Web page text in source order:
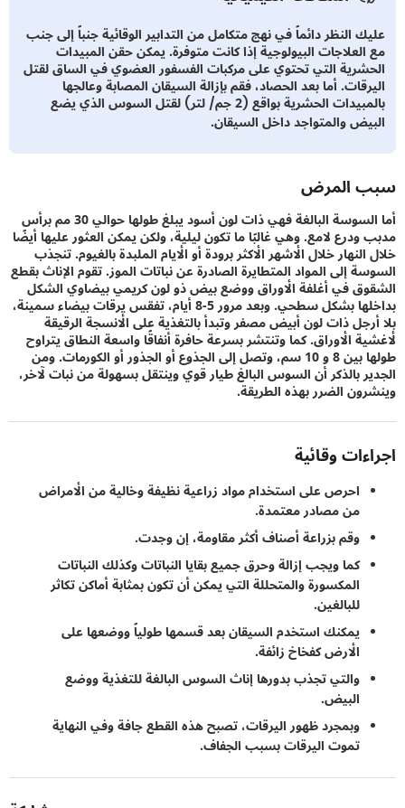
النظر دائماً في نهج متكامل من التدابير الوقائية جنباً إلى جنب
البيولوجية إذا كانت متوفرة. يمكن حقن المبيدات
التي تحتوي على مركبات الفسفور العضوي في الساق لقتل
أما بعد الحصاد، فقم بإزالة السيقان المصابة وعالجها
بالمبيدات الحشرية بواقع (2 جم/ لتر) لقتل السوس الذي يضع
والمتواجد داخل السيقان.
المرض
أما السوسة البالغة فهي ذات لون أسود يبلغ طولها حوالي 30 مم برأس
لامع. وهي غالبًا ما تكون ليلية، ولكن يمكن العثور عليها أيضًا
خلال الأشهر الأكثر برودة أو الأيام الملبدة بالغيوم. تنجذب
إلى المواد المتطايرة الصادرة عن نباتات الموز. تقوم الإناث بقطع
في أغلفة الأوراق ووضع بيض ذو لون كريمي بيضاوي الشكل
بداخلها بشكل سطحي. وبعد مرور 5-8 أيام، تفقس يرقات بيضاء سمينة،
ذات لون أبيض مصفر وتبدأ بالتغذية على الأنسجة الرقيقة
الأوراق. كما وتنتشر بسرعة حافرة أنفاقًا واسعة النطاق يتراوح
طولها بين 8 و 10 سم، وتصل إلى الجذوع أو الجذور أو الكورمات. ومن
بالذكر أن السوس البالغ طيار قوي وينتقل بسهولة من نبات لآخر،
الضرر بهذه الطريقة.
وقائية
احرص على استخدام مواد زراعية نظيفة وخالية من الأمراض
من مصادر معتمدة.
وقم بزراعة أصناف أكثر مقاومة، إن وجدت.
كما ويجب إزالة وحرق جميع بقايا النباتات وكذلك النباتات
المكسورة والمتحللة التي يمكن أن تكون بمثابة أماكن تكاثر
للبالغين.
يمكنك استخدم السيقان بعد قسمها طولياً ووضعها على
الأرض كفخاخ زائفة.
والتي تجذب بدورها إناث السوس البالغة للتغذية ووضع
البيض.
وبمجرد ظهور اليرقات، تصبح هذه القطع جافة وفي النهاية
تموت اليرقات بسبب الجفاف.